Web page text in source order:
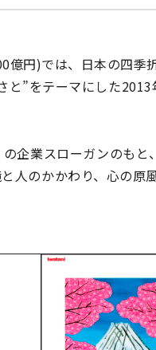
円)では、日本の四季
”をテーマにした
企業スローガンのも
人のかかわり、心の原